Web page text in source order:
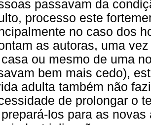
passavam da
processo este
no caso dos
as autoras, uma
ou mesmo de uma
bem mais cedo),
adulta também não
de prolongar o
los para as